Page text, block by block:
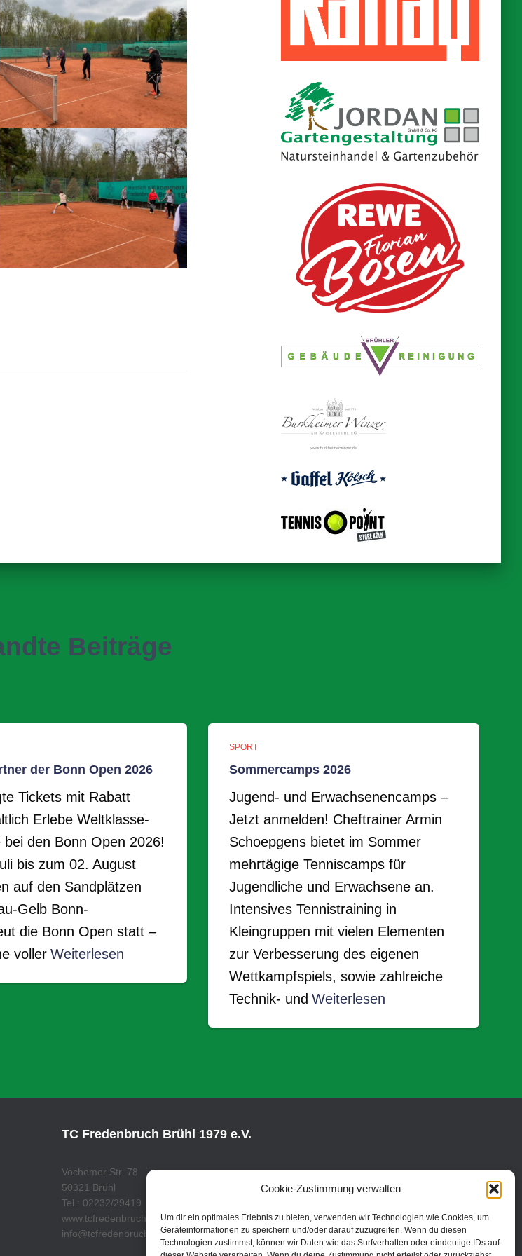
Cookie-Zustimmung verwalten
Um dir ein optimales Erlebnis zu bieten, verwenden wir Technologien wie Cookies, um
Geräteinformationen zu speichern und/oder darauf zuzugreifen. Wenn du diesen
Technologien zustimmst, können wir Daten wie das Surfverhalten oder eindeutige IDs auf
Beiträge
der Bonn Open 2026
Tickets mit Rabatt
Erlebe Weltklasse-
bei den Bonn Open 2026!
bis zum 02. August
auf den Sandplätzen
Gelb Bonn-
die Bonn Open statt –
voller Weiterlesen
SPORT
Sommercamps 2026
Jugend- und Erwachsenencamps –
Jetzt anmelden! Cheftrainer Armin
Schoepgens bietet im Sommer
mehrtägige Tenniscamps für
Jugendliche und Erwachsene an.
Intensives Tennistraining in
Kleingruppen mit vielen Elementen
zur Verbesserung des eigenen
Wettkampfspiels, sowie zahlreiche
Technik- und Weiterlesen
TC Fredenbruch Brühl 1979 e.V.
Vochemer Str. 78
50321 Brühl
Tel.: 02232/29419
www.tcfredenbruch.de
info@tcfredenbruch.de